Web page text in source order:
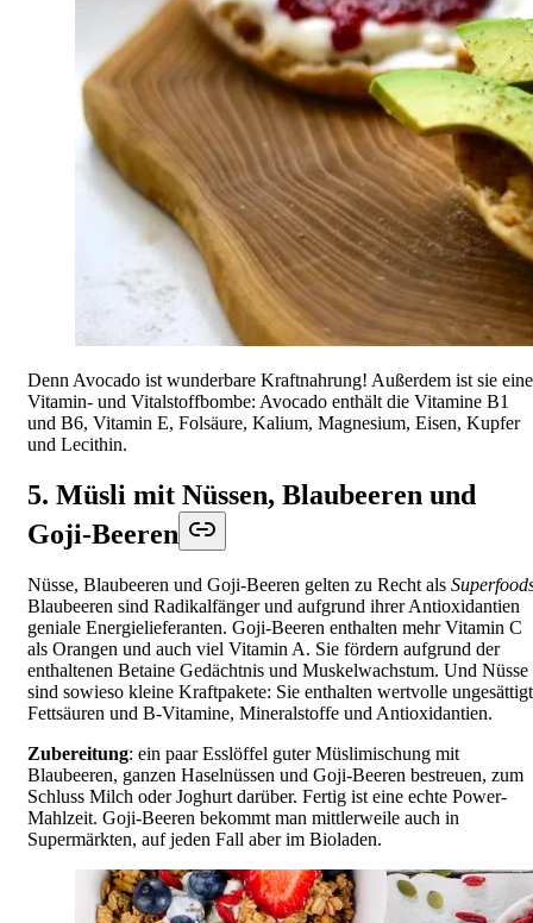
Denn Avocado ist wunderbare Kraftnahrung! Außerdem ist sie eine
Vitamin- und Vitalstoffbombe: Avocado enthält die Vitamine B1
und B6, Vitamin E, Folsäure, Kalium, Magnesium, Eisen, Kupfer
und Lecithin.
5. Müsli mit Nüssen, Blaubeeren und
Goji-Beeren
Nüsse, Blaubeeren und Goji-Beeren gelten zu Recht als
Blaubeeren sind Radikalfänger und aufgrund ihrer Antioxidantien
geniale Energielieferanten. Goji-Beeren enthalten mehr Vitamin C
als Orangen und auch viel Vitamin A. Sie fördern aufgrund der
enthaltenen Betaine Gedächtnis und Muskelwachstum. Und Nüsse
sind sowieso kleine Kraftpakete: Sie enthalten wertvolle
Fettsäuren und B-Vitamine, Mineralstoffe und Antioxidantien.
Zubereitung: ein paar Esslöffel guter Müslimischung mit
Blaubeeren, ganzen Haselnüssen und Goji-Beeren bestreuen, zum
Schluss Milch oder Joghurt darüber. Fertig ist eine echte Power-
Mahlzeit. Goji-Beeren bekommt man mittlerweile auch in
Supermärkten, auf jeden Fall aber im Bioladen.